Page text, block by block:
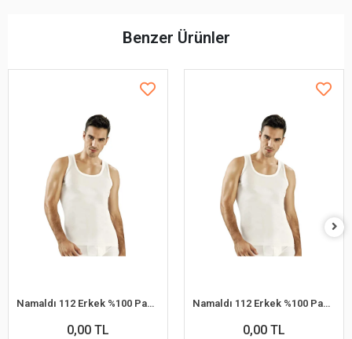
Benzer Ürünler
Namaldı 112 Erkek %100 Pamuk Atlet L 6'lı Paket
0,00 TL
Namaldı 112 Erkek %100 Pamuk Atlet S 6'lı Paket
0,00 TL